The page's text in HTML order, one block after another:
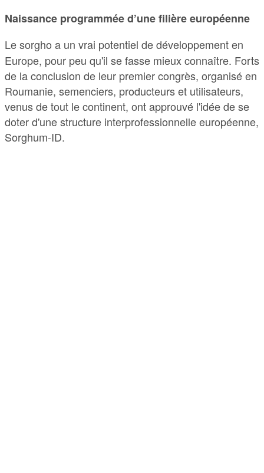
Naissance programmée d’une filière européenne
Le sorgho a un vrai potentiel de développement en
Europe, pour peu qu'il se fasse mieux connaître. Forts
de la conclusion de leur premier congrès, organisé en
Roumanie, semenciers, producteurs et utilisateurs,
venus de tout le continent, ont approuvé l'idée de se
doter d'une structure interprofessionnelle européenne,
Sorghum-ID.